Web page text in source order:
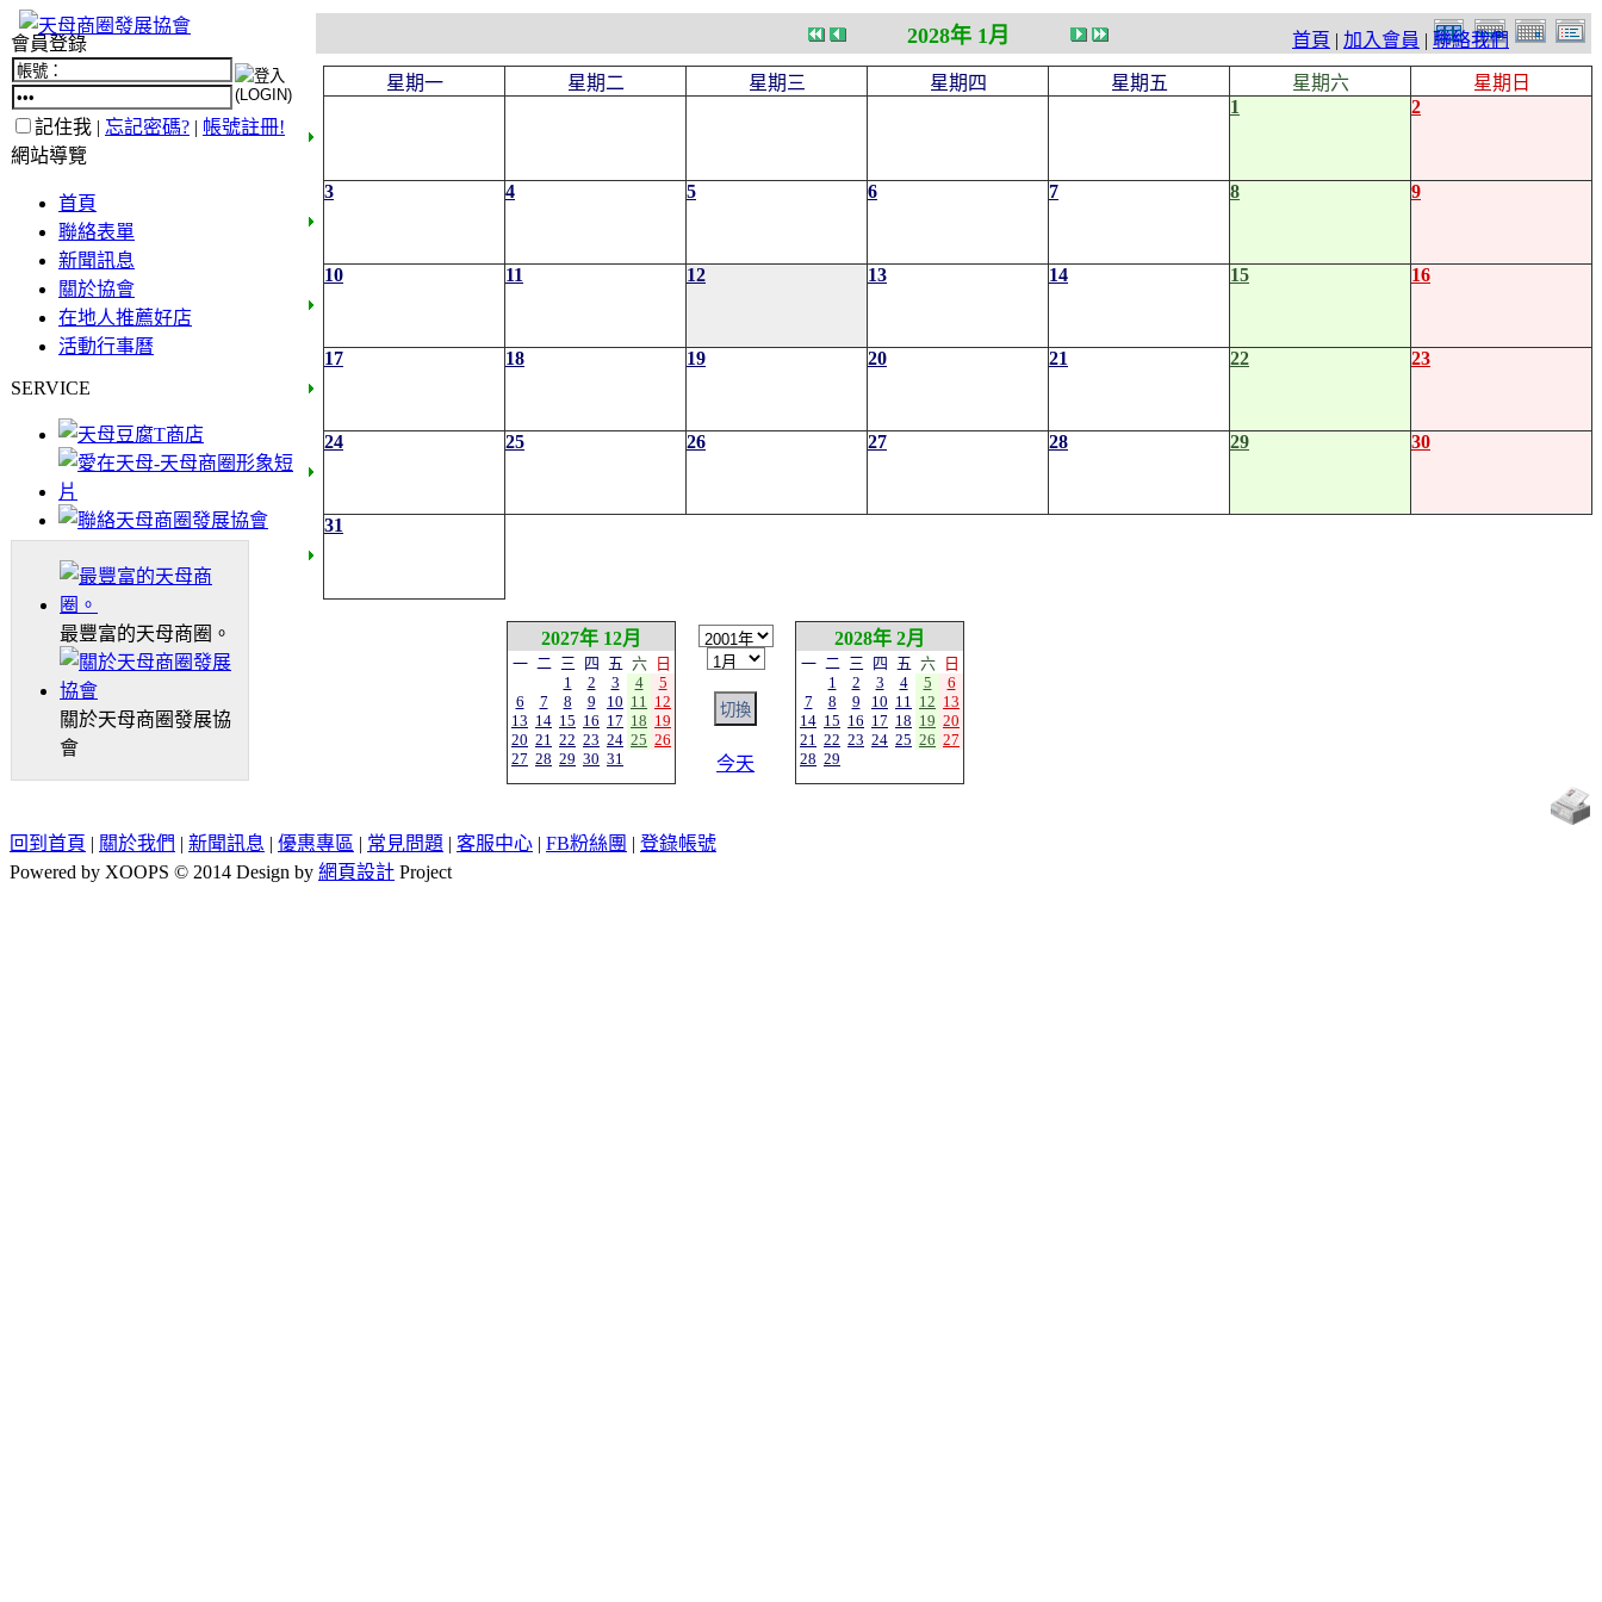
首頁 | 加入會員 | 聯絡我們
會員登錄
記住我 | 忘記密碼? | 帳號註冊!
網站導覽
首頁
聯絡表單
新聞訊息
關於協會
在地人推薦好店
活動行事曆
SERVICE
最豐富的天母商圈。
關於天母商圈發展協
會
2028年 1月
星期一 星期二 星期三 星期四 星期五 星期六
星期日
1
2
3 4 5 6 7 8 9
10 11 12 13 14 15 16
17 18 19 20 21 22 23
24 25 26 27 28 29 30
31
2027年 12月
一 二 三 四 五 六
日
1
2 3 4
5
6
7 8 9 10 11 12
13 14 15 16 17 18 19
20 21 22 23 24 25 26
27 28 29 30 31 今天
2028年 2月
一 二 三 四 五 六
日
1
2 3 4 5
6
7
8 9 10 11 12 13
14 15 16 17 18 19 20
21 22 23 24 25 26 27
28 29
回到首頁 | 關於我們 | 新聞訊息 | 優惠專區 | 常見問題 | 客服中心 | FB粉絲團 | 登錄帳號
Powered by XOOPS © 2014 Design by 網頁設計 Project